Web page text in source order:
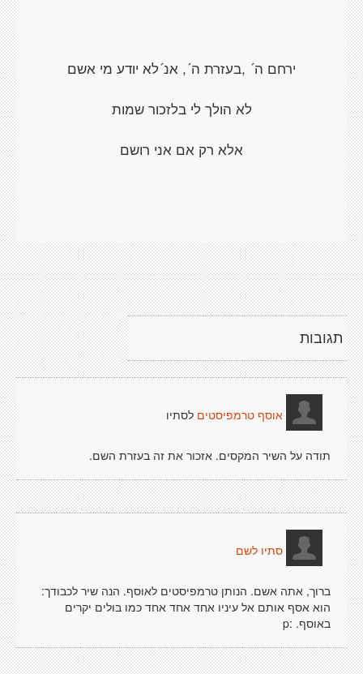
ירחם ה´ ,בעזרת ה´, אנ´לא יודע מי אשם
לא הולך לי בלזכור שמות
אלא רק אם אני רושם
תגובות
אוסף טרמפיסטים לסתיו
תודה על השיר המקסים. אזכור את זה בעזרת השם.
סתיו לשם
ברוך, אתה אשם. הנותן טרמפיסטים לאוסף. הנה שיר לכבודך:
הוא אסף אותם אל עיניו אחד אחד אחד כמו בולים יקרים
באוסף. :p